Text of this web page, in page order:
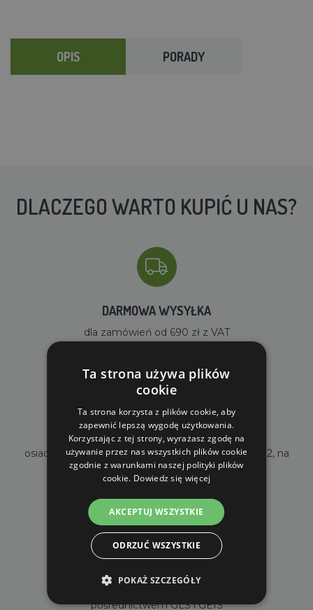
OPIS PORADY
DLACZEGO WARTO KUPIĆ U NAS?
DARMOWA WYSYŁKA
dla zamówień od 690 zł z VAT
WŁASNY MAGAZYN
osiadamy własny magazyn o powierzchni 2000m2, na
stanie mamy ponad 35000 sztuk towarów
dostawy własne przez AGROFORTEL lub za
pośrednictwem GLS i GEIS
Ta strona używa plików
cookie
Ta strona korzysta z plików cookie, aby
zapewnić lepszą wygodę użytkowania.
Korzystając z tej strony, wyrażasz zgodę na
używanie przez nas wszystkich plików cookie
zgodnie z warunkami naszej polityki plików
cookie. Dowiedz się więcej
AKCEPTUJ WSZYSTKIE
ODRZUĆ WSZYSTKIE
POKAŻ SZCZEGÓŁY